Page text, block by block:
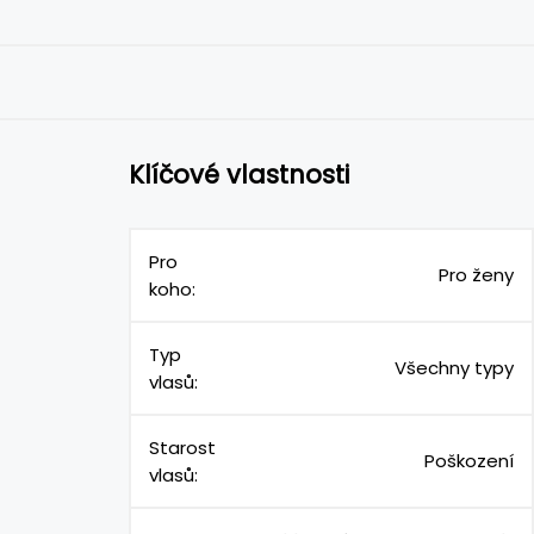
Klíčové vlastnosti
Pro
koho:
Pro ženy
Typ
vlasů:
Všechny typy
Starost
vlasů:
Poškození